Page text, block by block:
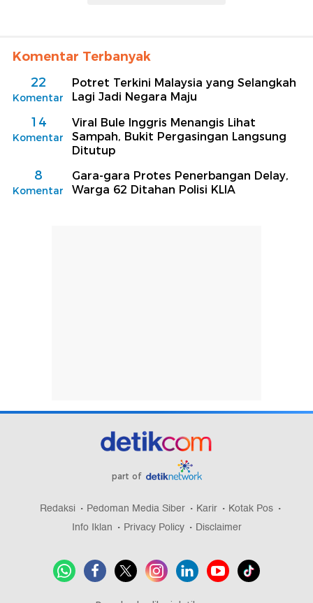
Komentar Terbanyak
22
Komentar
Potret Terkini Malaysia yang Selangkah
Lagi Jadi Negara Maju
14
Komentar
Viral Bule Inggris Menangis Lihat
Sampah, Bukit Pergasingan Langsung
Ditutup
8
Komentar
Gara-gara Protes Penerbangan Delay,
Warga 62 Ditahan Polisi KLIA
part of
Redaksi Pedoman Media Siber Karir
Kotak Pos
Info Iklan
Privacy Policy Disclaimer